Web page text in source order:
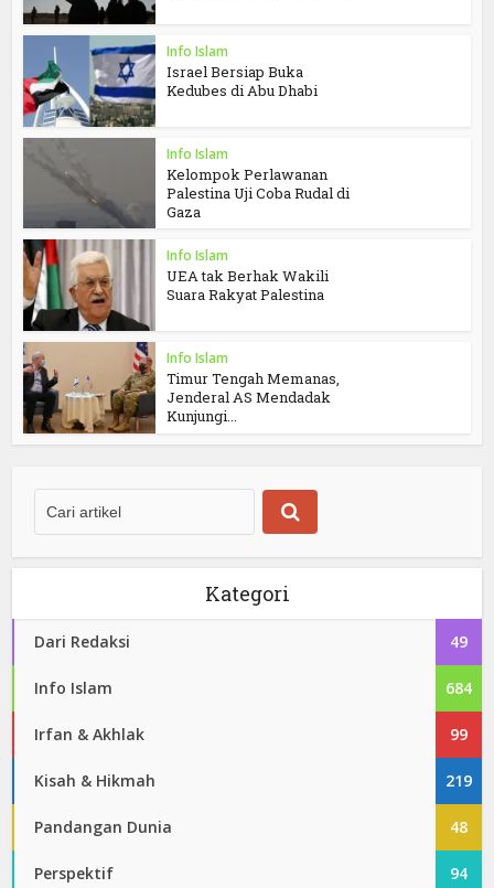
Info Islam
Israel Bersiap Buka
Kedubes di Abu Dhabi
Info Islam
Kelompok Perlawanan
Palestina Uji Coba Rudal di
Gaza
Info Islam
UEA tak Berhak Wakili
Suara Rakyat Palestina
Info Islam
Timur Tengah Memanas,
Jenderal AS Mendadak
Kunjungi...
Kategori
Dari Redaksi 49
Info Islam 684
Irfan & Akhlak 99
Kisah & Hikmah 219
Pandangan Dunia 48
Perspektif 94